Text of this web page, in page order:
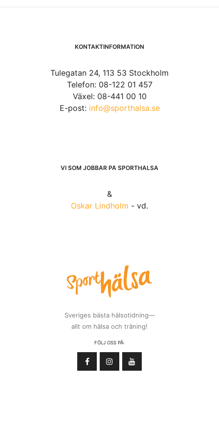
KONTAKTINFORMATION
Tulegatan 24, 113 53 Stockholm
Telefon: 08-122 01 457
Växel: 08-441 00 10
E-post: info@sporthalsa.se
VI SOM JOBBAR PÅ SPORTHÄLSA
&
Oskar Lindholm - vd.
Sveriges bästa hälsotidning—
allt om hälsa och träning!
FÖLJ OSS PÅ: